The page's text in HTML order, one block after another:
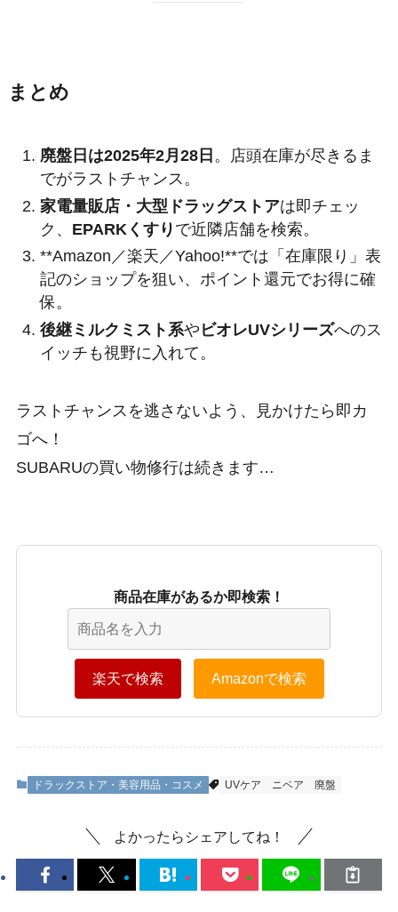
まとめ
廃盤日は2025年2月28日 。店頭在庫が尽きるま
でがラストチャンス。
家電量販店・大型ドラッグストアは即チェッ
ク、 EPARKくすり で近隣店舗を検索。
**Amazon／楽天／Yahoo!**では「在庫限り」表
記のショップを狙い、ポイント還元でお得に確
保。
後継ミルクミスト系や ビオレUVシリーズへのス
イッチも視野に入れて。
ラストチャンスを逃さないよう、見かけたら即カ
ゴへ！
SUBARUの買い物修行は続きます…
商品在庫があるか即検索！
楽天で検索 Amazonで検索
ドラックストア・美容用品・コスメ UVケア ニベア 廃盤
よかったらシェアしてね！